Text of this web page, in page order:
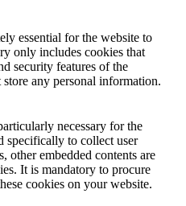
essential for the website to
only includes cookies that
security features of the
any personal information.
necessary for the
specifically to collect user
other embedded contents are
It is mandatory to procure
cookies on your website.